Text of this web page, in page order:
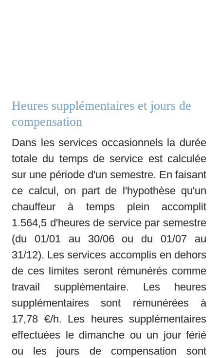
Heures supplémentaires et jours de
compensation
Dans les services occasionnels la durée
totale du temps de service est calculée
sur une période d'un semestre. En faisant
ce calcul, on part de l'hypothèse qu'un
chauffeur à temps plein accomplit
1.564,5 d'heures de service par semestre
(du 01/01 au 30/06 ou du 01/07 au
31/12). Les services accomplis en dehors
de ces limites seront rémunérés comme
travail supplémentaire. Les heures
supplémentaires sont rémunérées à
17,78 €/h. Les heures supplémentaires
effectuées le dimanche ou un jour férié
ou les jours de compensation sont